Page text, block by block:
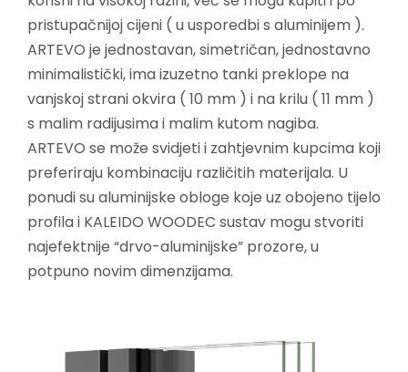
pristupačnijoj cijeni ( u usporedbi s aluminijem ).
ARTEVO je jednostavan, simetričan, jednostavno
minimalistički, ima izuzetno tanki preklope na
vanjskoj strani okvira ( 10 mm ) i na krilu ( 11 mm )
s malim radijusima i malim kutom nagiba.
ARTEVO se može svidjeti i zahtjevnim kupcima koji
preferiraju kombinaciju različitih materijala. U
ponudi su aluminijske obloge koje uz obojeno tijelo
profila i KALEIDO WOODEC sustav mogu stvoriti
najefektnije “drvo-aluminijske” prozore, u
potpuno novim dimenzijama.